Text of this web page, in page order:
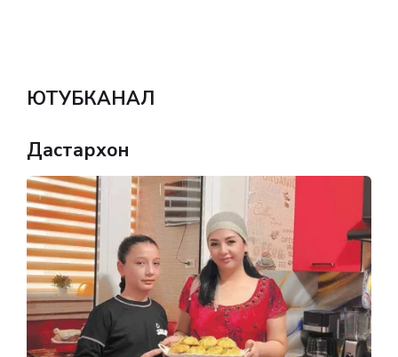
ЮТУБКАНАЛ
Дастархон